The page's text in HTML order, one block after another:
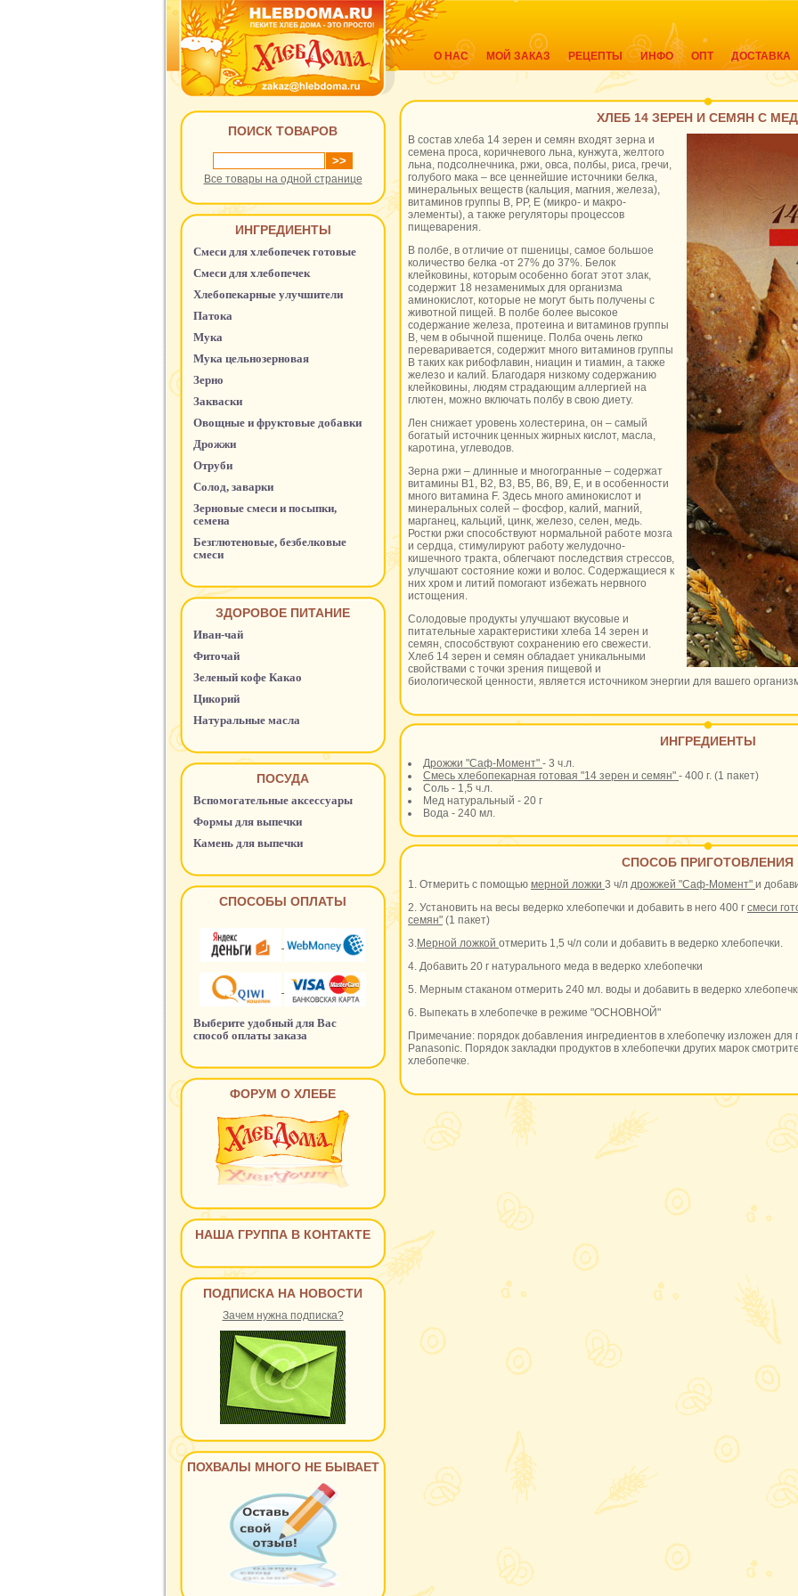
О НАС МОЙ ЗАКАЗ РЕЦЕПТЫ ИНФО ОПТ ДОСТАВКА
ПОИСК ТОВАРОВ
Все товары на одной странице
ИНГРЕДИЕНТЫ
Смеси для хлебопечек готовые
Смеси для хлебопечек
Хлебопекарные улучшители
Патока
Мука
Мука цельнозерновая
Зерно
Закваски
Овощные и фруктовые добавки
Дрожжи
Отруби
Солод, заварки
Зерновые смеси и посыпки,
семена
Безглютеновые, безбелковые
смеси
ЗДОРОВОЕ ПИТАНИЕ
Иван-чай
Фиточай
Зеленый кофе Какао
Цикорий
Натуральные масла
ПОСУДА
Вспомогательные аксессуары
Формы для выпечки
Камень для выпечки
СПОСОБЫ ОПЛАТЫ
Выберите удобный для Вас
способ оплаты заказа
ФОРУМ О ХЛЕБЕ
НАША ГРУППА В КОНТАКТЕ
ПОДПИСКА НА НОВОСТИ
Зачем нужна подписка?
ПОХВАЛЫ МНОГО НЕ БЫВАЕТ
ХЛЕБ 14 ЗЕРЕН И СЕМЯН С
В состав хлеба 14 зерен и семян входят зерна и
семена проса, коричневого льна, кунжута, желтого
льна, подсолнечника, ржи, овса, полбы, риса, гречи,
голубого мака – все ценнейшие источники белка,
минеральных веществ (кальция, магния, железа),
витаминов группы В, РР, Е (микро- и макро-
элементы), а также регуляторы процессов
пищеварения.
В полбе, в отличие от пшеницы, самое большое
количество белка -от 27% до 37%. Белок
клейковины, которым особенно богат этот злак,
содержит 18 незаменимых для организма
аминокислот, которые не могут быть получены с
животной пищей. В полбе более высокое
содержание железа, протеина и витаминов группы
В, чем в обычной пшенице. Полба очень легко
переваривается, содержит много витаминов группы
В таких как рибофлавин, ниацин и тиамин, а также
железо и калий. Благодаря низкому содержанию
клейковины, людям страдающим аллергией на
глютен, можно включать полбу в свою диету.
Лен снижает уровень холестерина, он – самый
богатый источник ценных жирных кислот, масла,
каротина, углеводов.
Зерна ржи – длинные и многогранные – содержат
витамины В1, В2, В3, В5, В6, В9, Е, и в особенности
много витамина F. Здесь много аминокислот и
минеральных солей – фосфор, калий, магний,
марганец, кальций, цинк, железо, селен, медь.
Ростки ржи способствуют нормальной работе мозга
и сердца, стимулируют работу желудочно-
кишечного тракта, облегчают последствия стрессов,
улучшают состояние кожи и волос. Содержащиеся к
них хром и литий помогают избежать нервного
истощения.
Солодовые продукты улучшают вкусовые и
питательные характеристики хлеба 14 зерен и
семян, способствуют сохранению его свежести.
Хлеб 14 зерен и семян обладает уникальными
свойствами с точки зрения пищевой и
биологической ценности, является источником энергии для вашего
ИНГРЕДИЕНТЫ
Дрожжи "Саф-Момент" - 3 ч.л.
Смесь хлебопекарная готовая "14 зерен и семян" - 400 г. (1 пакет)
Соль - 1,5 ч.л.
Мед натуральный - 20 г
Вода - 240 мл.
СПОСОБ ПРИГОТОВЛЕНИЯ
1. Отмерить с помощью мерной ложки 3 ч/л дрожжей "Саф-Момент" и
2. Установить на весы ведерко хлебопечки и добавить в него 400 г смеси
семян" (1 пакет)
3.Мерной ложкой отмерить 1,5 ч/л соли и добавить в ведерко хлебопечки.
4. Добавить 20 г натурального меда в ведерко хлебопечки
5. Мерным стаканом отмерить 240 мл. воды и добавить в ведерко
6. Выпекать в хлебопечке в режиме "ОСНОВНОЙ"
Примечание: порядок добавления ингредиентов в хлебопечку изложен для
Panasonic. Порядок закладки продуктов в хлебопечки других марок
хлебопечке.